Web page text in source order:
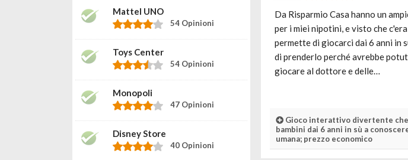
Da Risparmio Casa hanno un
per i miei nipotini, e visto che
permette di giocarci dai 6 anni in
di prenderlo perché avrebbe
giocare al dottore e delle…
Gioco interattivo divertente
bambini dai 6 anni in sù a
umana; prezzo economico
Mattel UNO
54 Opinioni
Toys Center
54 Opinioni
Monopoli
47 Opinioni
Disney Store
40 Opinioni